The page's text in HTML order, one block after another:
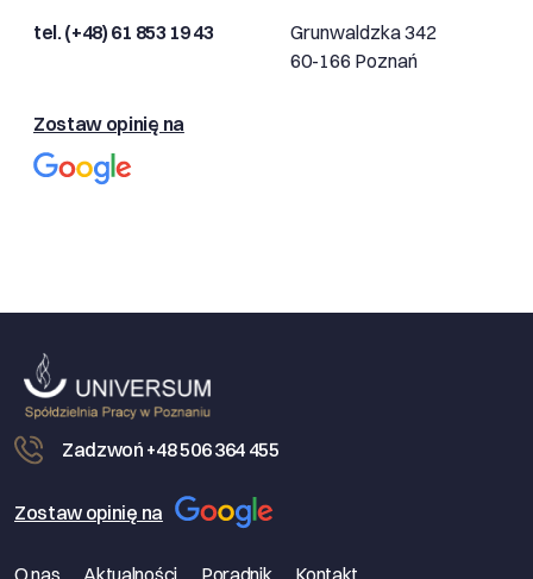
tel. (+48) 61 853 19 43
Grunwaldzka 342
60-166 Poznań
Zostaw opinię na
Zadzwoń +48 506 364 455
Zostaw opinię na
O nas Aktualności Poradnik Kontakt